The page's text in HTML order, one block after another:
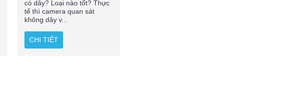
có dây? Loại nào tốt? Thực
tế thì camera quan sát
không dây v...
CHI TIẾT